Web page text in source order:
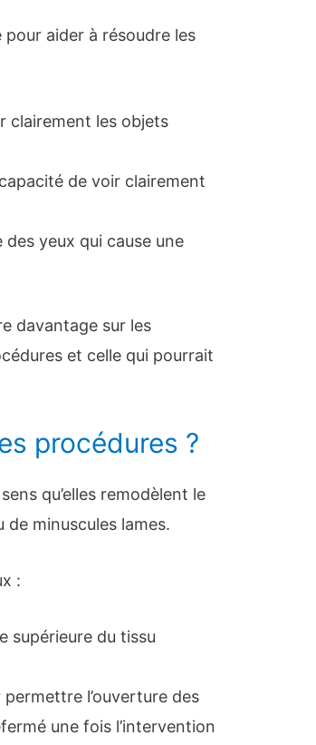
pour aider à résoudre les
clairement les objets
de voir clairement
yeux qui cause une
davantage sur les
et celle qui pourrait
procédures ?
qu’elles remodèlent le
de minuscules lames.
:
supérieure du tissu
l’ouverture des
une fois l’intervention